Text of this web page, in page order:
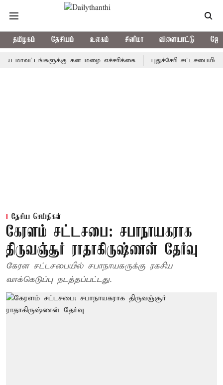
தமிழகம் தேசியம் உலகம் சினிமா விளையாட்டு
கன மழை எச்சரிக்கை புதுச்சேரி சட்டசபையில்
தேசிய செய்திகள்
கேரளம் சட்டசபை: சபாநாயகராக
திருவஞ்சூர் ராதாகிருஷ்ணன் தேர்வு
கேரள சட்டசபையில் சபாநாயகருக்கு ரகசிய
வாக்கெடுப்பு நடத்தப்பட்டது.